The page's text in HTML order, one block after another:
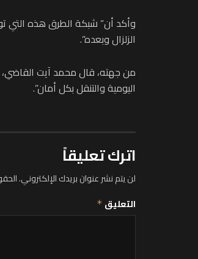
وأكد أن” شبكة الطرق هذه التي
الزلزال وبعده”.
من جهته، قال محمد آيت القاضي،
اليومية والتنقل بكل أمان”.
اترك تعليقاً
لن يتم نشر عنوان بريدك الإلكتروني.
التعليق *